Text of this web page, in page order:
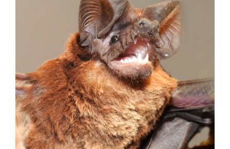
Productos y Servicios
RESGUARDO DE COLECCIONES
BIOBANCO
FORTALECIMIENTO DE RECURSOS
ALIMENTICIOS